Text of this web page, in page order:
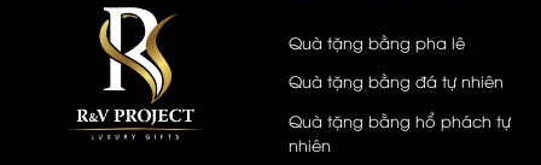
Quà tặng bằng pha lê
Quà tặng bằng đá tự nhiên
Quà tặng bằng hổ phách tự
nhiên